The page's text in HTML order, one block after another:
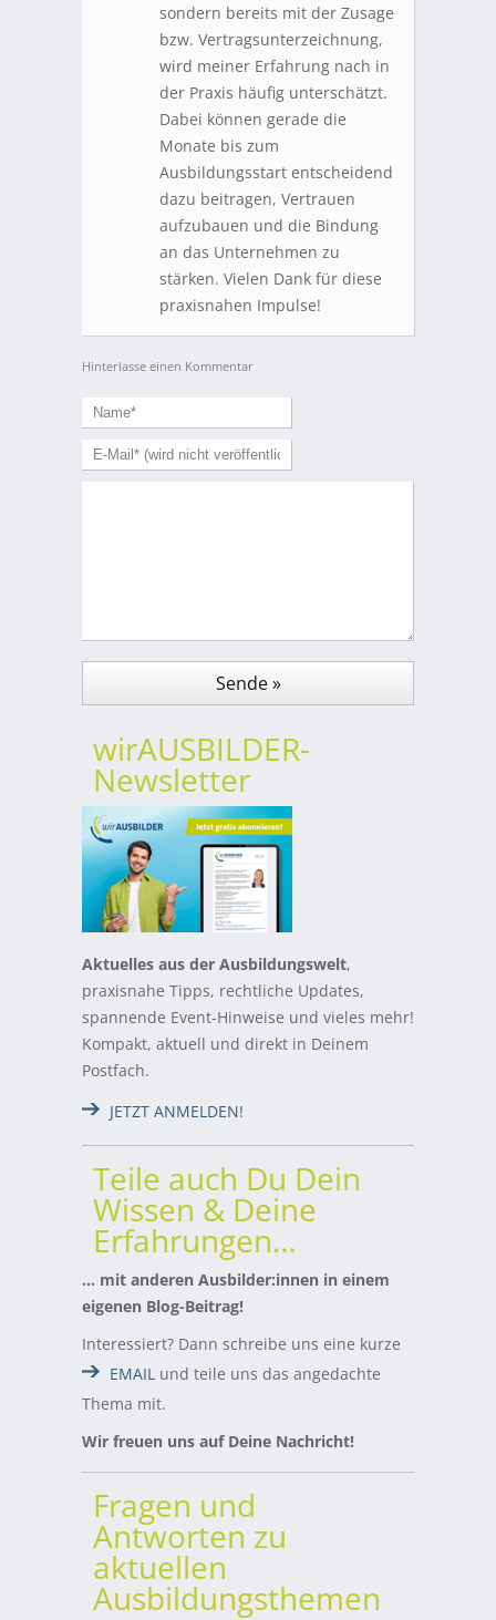
sondern bereits mit der Zusage
bzw. Vertragsunterzeichnung,
wird meiner Erfahrung nach in
der Praxis häufig unterschätzt.
Dabei können gerade die
Monate bis zum
Ausbildungsstart entscheidend
dazu beitragen, Vertrauen
aufzubauen und die Bindung
an das Unternehmen zu
stärken. Vielen Dank für diese
praxisnahen Impulse!
Hinterlasse einen Kommentar
wirAUSBILDER-
Newsletter
Aktuelles aus der Ausbildungswelt,
praxisnahe Tipps, rechtliche Updates,
spannende Event-Hinweise und vieles mehr!
Kompakt, aktuell und direkt in Deinem
Postfach.
JETZT ANMELDEN!
Teile auch Du Dein
Wissen & Deine
Erfahrungen…
… mit anderen Ausbilder:innen in einem
eigenen Blog-Beitrag!
Interessiert? Dann schreibe uns eine kurze
EMAIL und teile uns das angedachte
Thema mit.
Wir freuen uns auf Deine Nachricht!
Fragen und
Antworten zu
aktuellen
Ausbildungsthemen